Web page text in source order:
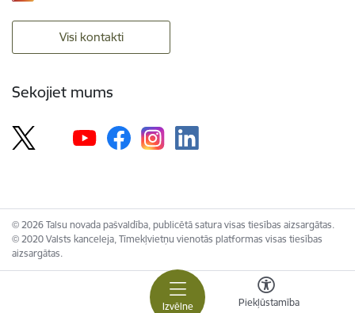
Izvēlne Piekļūstamība
Visi kontakti
Sekojiet mums
© 2026 Talsu novada pašvaldība, publicētā satura visas tiesības aizsargātas.
© 2020 Valsts kanceleja, Tīmekļvietņu vienotās platformas visas tiesības
aizsargātas.